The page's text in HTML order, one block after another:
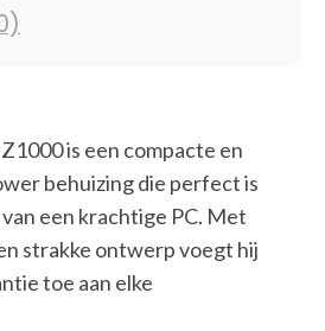
is een compacte en
behuizing die perfect is
een krachtige PC. Met
strakke ontwerp voegt hij
toe aan elke